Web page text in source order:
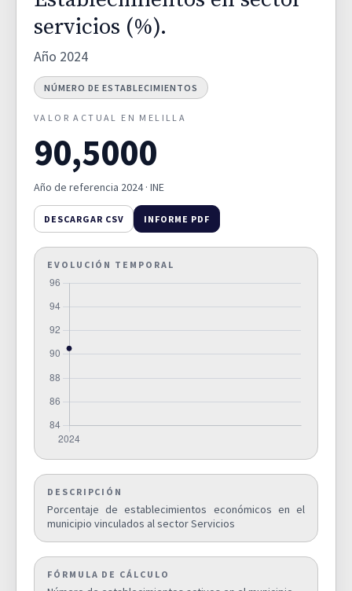
D02B
TERRITORIO Y DIVERSIDAD DE
HÁBITATS
0,8000
D02C
Superficie de zonas humedas
por municipio (%).
HÁBITATS
D02D
dehesas por municipio (%).
TERRITORIO Y DIVERSIDAD DE
HÁBITATS
Superficie municipal
destinada a explotaciones
AGRARIAS Y FORESTALES
D03B
Superficie destinada a
urbano y urbanizable
SUPERIFICIE DE EXPLOTACIONES
0,0000
D04
Superficie municipal de suelo
51,1000
servicios (%).
Año 2024
NÚMERO DE ESTABLECIMIENTOS
VALOR ACTUAL EN MELILLA
90,5000
Año de referencia 2024 · INE
DESCARGAR CSV INFORME PDF
EVOLUCIÓN TEMPORAL
DESCRIPCIÓN
Porcentaje de establecimientos económicos en el
municipio vinculados al sector Servicios
FÓRMULA DE CÁLCULO